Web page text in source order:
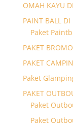
OMAH KAYU
PAINT BALL
Paket
PAKET
PAKET
Paket
PAKET
Paket
Paket